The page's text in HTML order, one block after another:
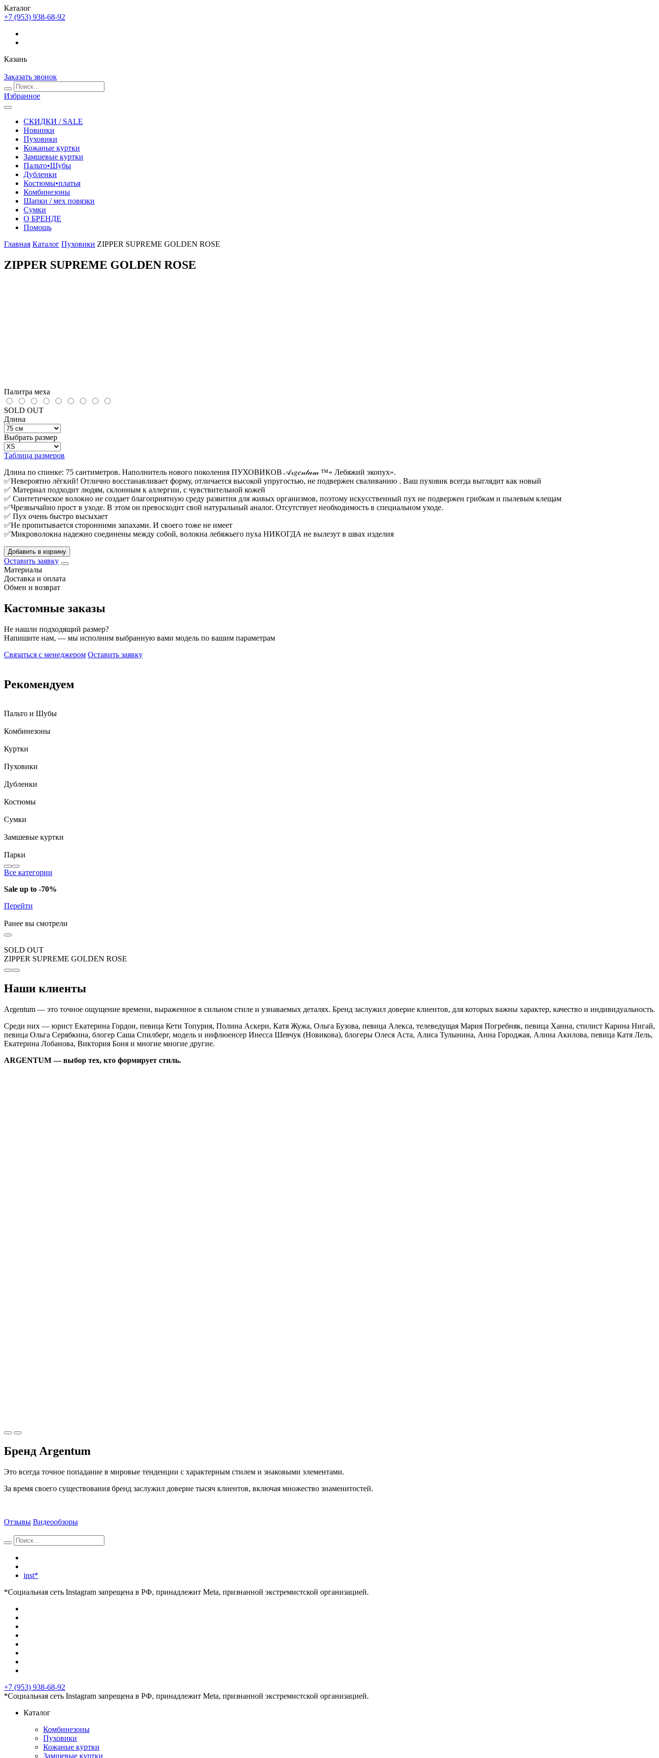
Каталог
+7 (953) 938-68-92
Казань
Заказать звонок
Избранное
СКИДКИ / SALE
Новинки
Пуховики
Кожаные куртки
Замшевые куртки
Пальто•Шубы
Дубленки
Костюмы•платья
Комбинезоны
Шапки / мех повязки
Сумки
О БРЕНДЕ
Помощь
Главная Каталог Пуховики ZIPPER SUPREME GOLDEN ROSE
ZIPPER SUPREME GOLDEN ROSE
Палитра меха
SOLD OUT
Длина
Выбрать размер
Таблица размеров
Длина по спинке: 75 сантиметров. Наполнитель нового поколения ПУХОВИКОВ 𝒜𝓇𝑔𝑒𝓃𝓉𝓊𝓂 ™️« Лебяжий экопух».
✅Невероятно лёгкий! Отлично восстанавливает форму, отличается высокой упругостью, не подвержен сваливанию . Ваш пуховик всегда выглядит как новый
✅ Материал подходит людям, склонным к аллергии, с чувствительной кожей
✅ Синтетическое волокно не создает благоприятную среду развития для живых организмов, поэтому искусственный пух не подвержен грибкам и пылевым клещам
✅Чрезвычайно прост в уходе. В этом он превосходит свой натуральный аналог. Отсутствует необходимость в специальном уходе.
✅ Пух очень быстро высыхает
✅Не пропитывается сторонними запахами. И своего тоже не имеет
✅Микроволокна надежно соединены между собой, волокна лебяжьего пуха НИКОГДА не вылезут в швах изделия
Добавить в корзину
Оставить заявку
Материалы
Доставка и оплата
Обмен и возврат
Кастомные заказы
Не нашли подходящий размер?
Напишите нам, — мы исполним выбранную вами модель по вашим параметрам
Связаться с менеджером Оставить заявку
Рекомендуем
Пальто и Шубы
Комбинезоны
Куртки
Пуховики
Дубленки
Костюмы
Сумки
Замшевые куртки
Парки
Все категории
Sale up to -70%
Перейти
Ранее вы смотрели
SOLD OUT
ZIPPER SUPREME GOLDEN ROSE
Наши клиенты
Argentum — это точное ощущение времени, выраженное в сильном стиле и узнаваемых деталях. Бренд заслужил доверие клиентов, для которых важны характер, качество и индивидуальность.
Среди них — юрист Екатерина Гордон, певица Кети Топурия, Полина Аскери, Катя Жужа, Ольга Бузова, певица Алекса, телеведущая Мария Погребняк, певица Ханна, стилист Карина Нигай,
певица Ольга Серябкина, блогер Саша Спилберг, модель и инфлюенсер Инесса Шевчук (Новикова), блогеры Олеся Аста, Алиса Тулынина, Анна Городжая, Алина Акилова, певица Катя Лель,
Екатерина Лобанова, Виктория Боня и многие многие другие.
ARGENTUM — выбор тех, кто формирует стиль.
Бренд Argentum
Это всегда точное попадание в мировые тенденции с характерным стилем и знаковыми элементами.
За время своего существования бренд заслужил доверие тысяч клиентов, включая множество знаменитостей.
Отзывы Видеообзоры
inst*
*Социальная сеть Instagram запрещена в РФ, принадлежит Meta, признанной экстремистской организацией.
+7 (953) 938-68-92
*Социальная сеть Instagram запрещена в РФ, принадлежит Meta, признанной экстремистской организацией.
Каталог
Комбинезоны
Пуховики
Кожаные куртки
Замшевые куртки